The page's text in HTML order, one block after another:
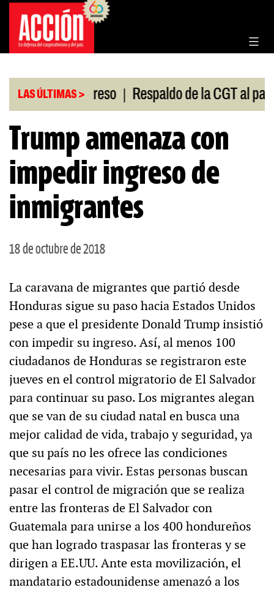
Saltar
contenido
LAS ÚLTIMAS >
en el Congreso | Respaldo de la CGT al paro
Trump amenaza con
impedir ingreso de
inmigrantes
18 de octubre de 2018
La caravana de migrantes que partió desde
Honduras sigue su paso hacia Estados Unidos
pese a que el presidente Donald Trump insistió
con impedir su ingreso. Así, al menos 100
ciudadanos de Honduras se registraron este
jueves en el control migratorio de El Salvador
para continuar su paso. Los migrantes alegan
que se van de su ciudad natal en busca una
mejor calidad de vida, trabajo y seguridad, ya
que su país no les ofrece las condiciones
necesarias para vivir. Estas personas buscan
pasar el control de migración que se realiza
entre las fronteras de El Salvador con
Guatemala para unirse a los 400 hondureños
que han logrado traspasar las fronteras y se
dirigen a EE.UU. Ante esta movilización, el
mandatario estadounidense amenazó a los